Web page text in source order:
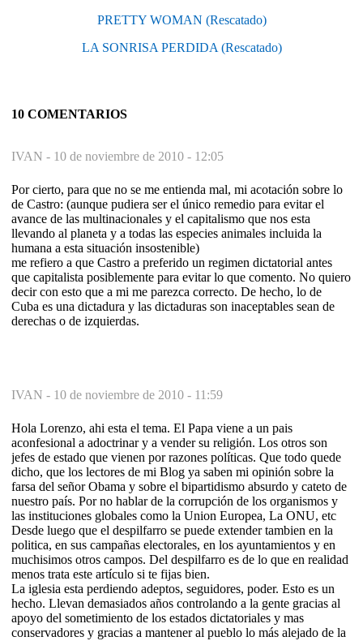
PRETTY WOMAN (Rescatado)
LA SONRISA PERDIDA (Rescatado)
10 COMENTARIOS
IVAN - 10 de noviembre de 2010 - 12:05
Por cierto, para que no se me entienda mal, mi acotación sobre lo
de Castro: (aunque pudiera ser el único remedio para evitar el
avance de las multinacionales y el capitalismo que nos esta
llevando al planeta y a todas las especies animales incluida la
humana a esta situación insostenible)
me refiero a que Castro a preferido un regimen dictatorial antes
que capitalista posiblemente para evitar lo que comento. No quiero
decir con esto que a mi me parezca correcto. De hecho, lo de
Cuba es una dictadura y las dictaduras son inaceptables sean de
derechas o de izquierdas.
IVAN - 10 de noviembre de 2010 - 11:59
Hola Lorenzo, ahi esta el tema. El Papa viene a un pais
aconfesional a adoctrinar y a vender su religión. Los otros son
jefes de estado que vienen por razones políticas. Que todo quede
dicho, que los lectores de mi Blog ya saben mi opinión sobre la
farsa del señor Obama y sobre el bipartidismo absurdo y cateto de
nuestro país. Por no hablar de la corrupción de los organismos y
las instituciones globales como la Union Europea, La ONU, etc
Desde luego que el despilfarro se puede extender tambien en la
politica, en sus campañas electorales, en los ayuntamientos y en
muchisimos otros campos. Del despilfarro es de lo que en realidad
menos trata este artículo si te fijas bien.
La iglesia esta perdiendo adeptos, seguidores, poder. Esto es un
hecho. Llevan demasiados años controlando a la gente gracias al
apoyo del sometimiento de los estados dictatoriales y mas
conservadores y gracias a mantener al pueblo lo más alejado de la